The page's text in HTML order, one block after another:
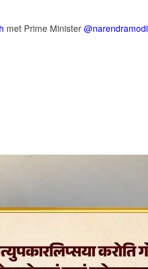
met Prime Minister @narendramodi